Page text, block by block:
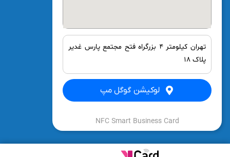
تهران کیلومتر ۴ بزرگراه فتح مجتمع پارس غدیر
پلاک ۱۸
لوکیشن گوگل مپ
NFC Smart Business Card